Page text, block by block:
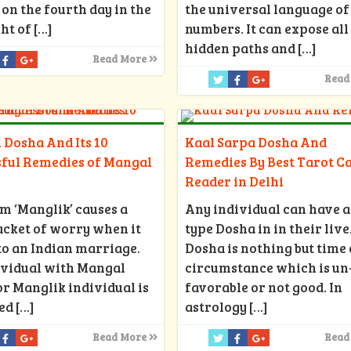
the fourth day in the
of[…]
Read More
the universal language of
numbers. It can expose
hidden paths and[…]
And Its 10
Remedies of Mangal
‘Manglik’ causes a
of worry when it
an Indian marriage.
with Mangal
Manglik individual is
[…]
Read More
Kaal Sarpa Dosha And
Remedies By Best Tarot
Reader in Delhi
Any individual can have
type Dosha in in their
Dosha is nothing but time
circumstance which is
favorable or not good. In
astrology […]